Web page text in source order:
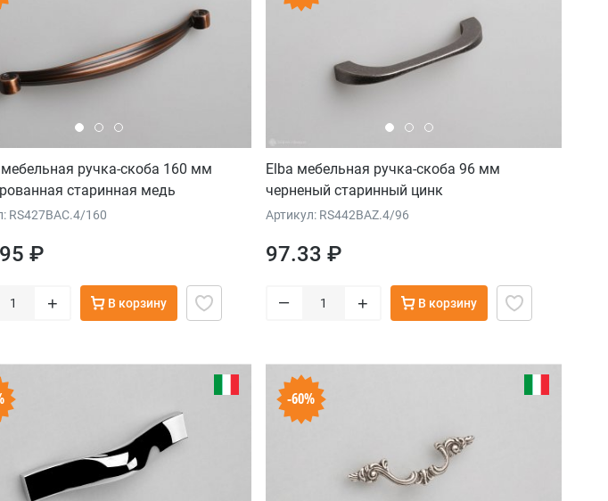
мебельная ручка-скоба 160 мм
старинная медь
RS427BAC.4/160
₽
+ В корзину
Elba мебельная ручка-скоба 96 мм
черненый старинный цинк
Артикул: RS442BAZ.4/96
97.33 ₽
– + В корзину
-60%